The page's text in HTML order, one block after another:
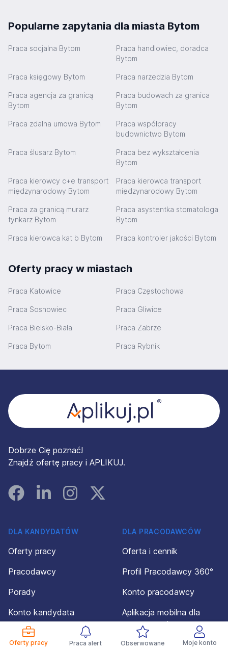
Oferty pracy Praca alert Obserwowane Moje konto
Popularne zapytania dla miasta Bytom
Praca socjalna Bytom
Praca handlowiec, doradca
Bytom
Praca księgowy Bytom Praca narzedzia Bytom
Praca agencja za granicą
Bytom
Praca budowach za granica
Bytom
Praca zdalna umowa Bytom
Praca współpracy
budownictwo Bytom
Praca ślusarz Bytom
Praca bez wykształcenia
Bytom
Praca kierowcy c+e transport
międzynarodowy Bytom
Praca kierowca transport
międzynarodowy Bytom
Praca za granicą murarz
tynkarz Bytom
Praca asystentka stomatologa
Bytom
Praca kierowca kat b Bytom Praca kontroler jakości Bytom
Oferty pracy w miastach
Praca Katowice Praca Częstochowa
Praca Sosnowiec Praca Gliwice
Praca Bielsko-Biała Praca Zabrze
Praca Bytom Praca Rybnik
Dobrze Cię poznać!
Znajdź ofertę pracy i APLIKUJ.
FacebookLinked InInstagramInstagram
DLA KANDYDATÓW
Oferty pracy
Pracodawcy
Porady
Konto kandydata
Regulamin dla
kandydatów
DLA PRACODAWCÓW
Oferta i cennik
Profil Pracodawcy 360°
Konto pracodawcy
Aplikacja mobilna dla
pracodawców
Regulamin dla